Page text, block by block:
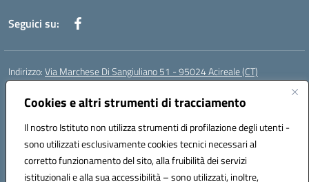
Cookies e altri strumenti di tracciamento
Il nostro Istituto non utilizza strumenti di profilazione degli utenti -
sono utilizzati esclusivamente cookies tecnici necessari al
corretto funzionamento del sito, alla fruibilità dei servizi
istituzionali e alla sua accessibilità – sono utilizzati, inoltre,
Seguici su:
Indirizzo:Via Marchese Di Sangiuliano 51 - 95024 Acireale (CT)
Centralino:
Posta elettronica certificata (PEC):ctic8at00b@pec.istruzione.it
Codice fiscale: 81001970870
Codice meccanografico:CTIC8AT00B
Codice Indice delle Pubbliche Amministrazioni (IPA): istsc_ctic8at00b
Codice unico di fatturazione (CUF): UFM1P6